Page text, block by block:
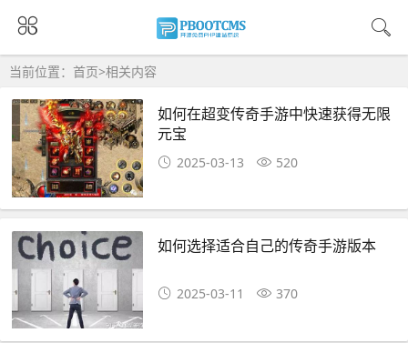
当前位置： 首页>相关内容
如何在超变传奇手游中快速获得无限
元宝
2025-03-13 520
如何选择适合自己的传奇手游版本
2025-03-11 370